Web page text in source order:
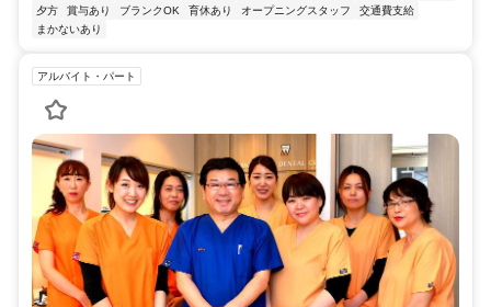
夕方
賞与あり ブランクOK 育休あり オープニングスタッフ
交通費支給
まかないあり
アルバイト・パート